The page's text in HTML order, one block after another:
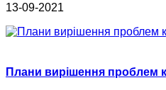
13-09-2021
Плани вирішення проблем